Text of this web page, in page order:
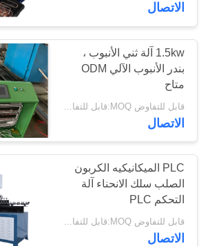
أخبار
حالات
خريطة
الموقع
PRIVACY
POLICY
الاتصال
1.5kw آلة ثني الأنبوب ،
بندر الأنبوب الآلي ODM
متاح
الاتصال
PLC الميكانيكيه الكربون
الصلب سلك الانحناء آلة
التحكم PLC
قابل للتفاوض MOQ:قابل للتفاوض
الاتصال